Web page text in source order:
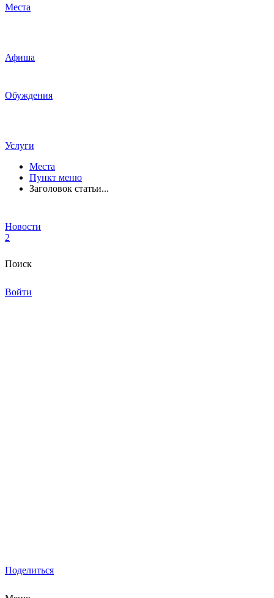
Места
Афиша
Обуждения
Услуги
Места
Пункт меню
Заголовок статьи...
Новости
2
Поиск
Войти
Поделиться